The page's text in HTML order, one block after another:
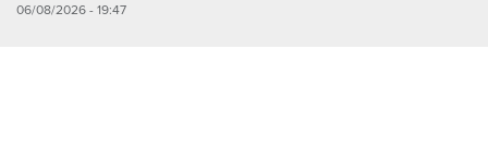
06/08/2026 - 19:47